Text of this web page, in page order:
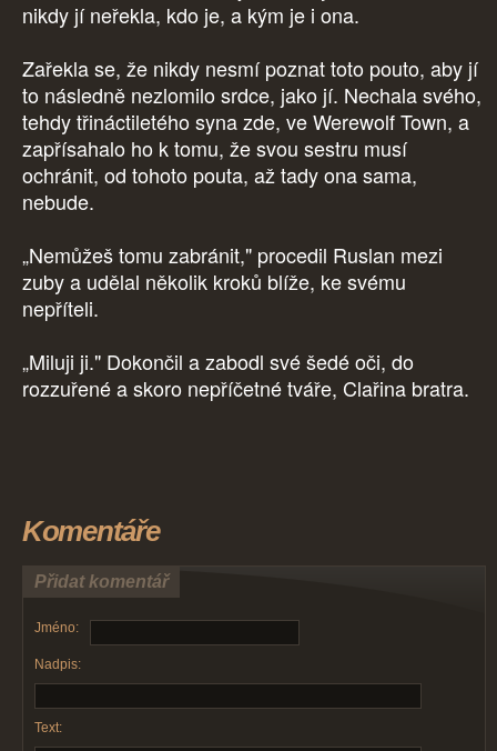
nikdy jí neřekla, kdo je, a kým je i ona.
Zařekla se, že nikdy nesmí poznat toto pouto, aby jí
to následně nezlomilo srdce, jako jí. Nechala svého,
tehdy třináctiletého syna zde, ve Werewolf Town, a
zapřísahalo ho k tomu, že svou sestru musí
ochránit, od tohoto pouta, až tady ona sama,
nebude.
„Nemůžeš tomu zabránit," procedil Ruslan mezi
zuby a udělal několik kroků blíže, ke svému
nepříteli.
„Miluji ji." Dokončil a zabodl své šedé oči, do
rozzuřené a skoro nepříčetné tváře, Clařina bratra.
Komentáře
Přidat komentář
Jméno:
Nadpis:
Text: